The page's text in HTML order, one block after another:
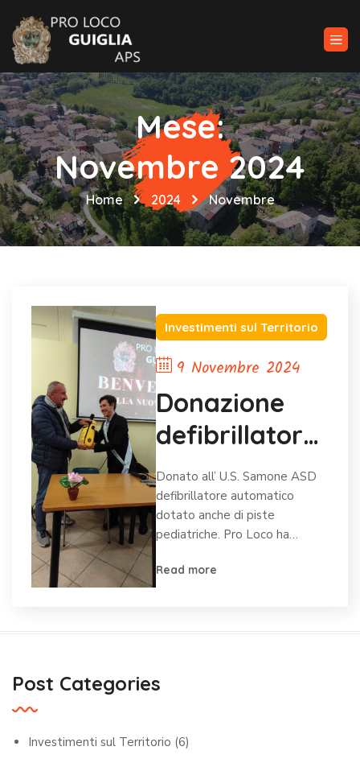
Mese:
Novembre 2024
Home 2024 Novembre
Investimenti sul Territorio
9 Novembre 2024
Donazione
defibrillatore
al U.S.
Samone ASD
Donato all’ U.S. Samone ASD
defibrillatore automatico
dotato anche di piste
pediatriche. Pro Loco ha…
Read more
Post Categories
Investimenti sul Territorio (6)